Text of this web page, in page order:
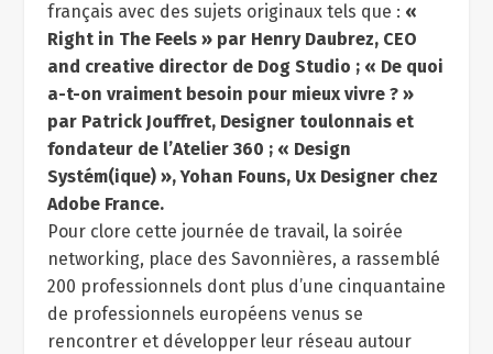
français avec des sujets originaux tels que : «
Right in The Feels » par Henry Daubrez, CEO
and creative director de Dog Studio ; « De quoi
a-t-on vraiment besoin pour mieux vivre ? »
par Patrick Jouffret, Designer toulonnais et
fondateur de l’Atelier 360 ; « Design
Systém(ique) », Yohan Founs, Ux Designer chez
Adobe France.
Pour clore cette journée de travail, la soirée
networking, place des Savonnières, a rassemblé
200 professionnels dont plus d’une cinquantaine
de professionnels européens venus se
rencontrer et développer leur réseau autour